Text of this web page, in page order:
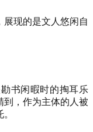
现的是文人悠闲自
书闲暇时的掏耳乐
到，作为主体的人被